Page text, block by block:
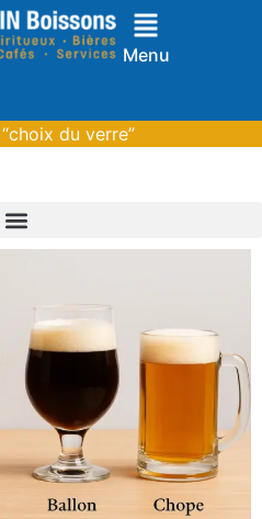
Menu
du verre”